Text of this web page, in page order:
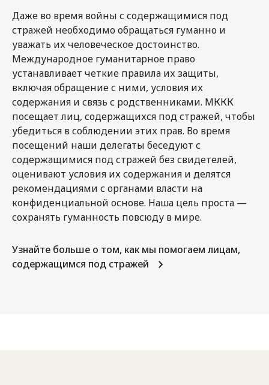
Даже во время войны с содержащимися под
стражей необходимо обращаться гуманно и
уважать их человеческое достоинство.
Международное гуманитарное право
устанавливает четкие правила их защиты,
включая обращение с ними, условия их
содержания и связь с родственниками. МККК
посещает лиц, содержащихся под стражей, чтобы
убедиться в соблюдении этих прав. Во время
посещений наши делегаты беседуют с
содержащимися под стражей без свидетелей,
оценивают условия их содержания и делятся
рекомендациями с органами власти на
конфиденциальной основе. Наша цель проста —
сохранять гуманность повсюду в мире.
Узнайте больше о том, как мы помогаем лицам,
содержащимся под стражей